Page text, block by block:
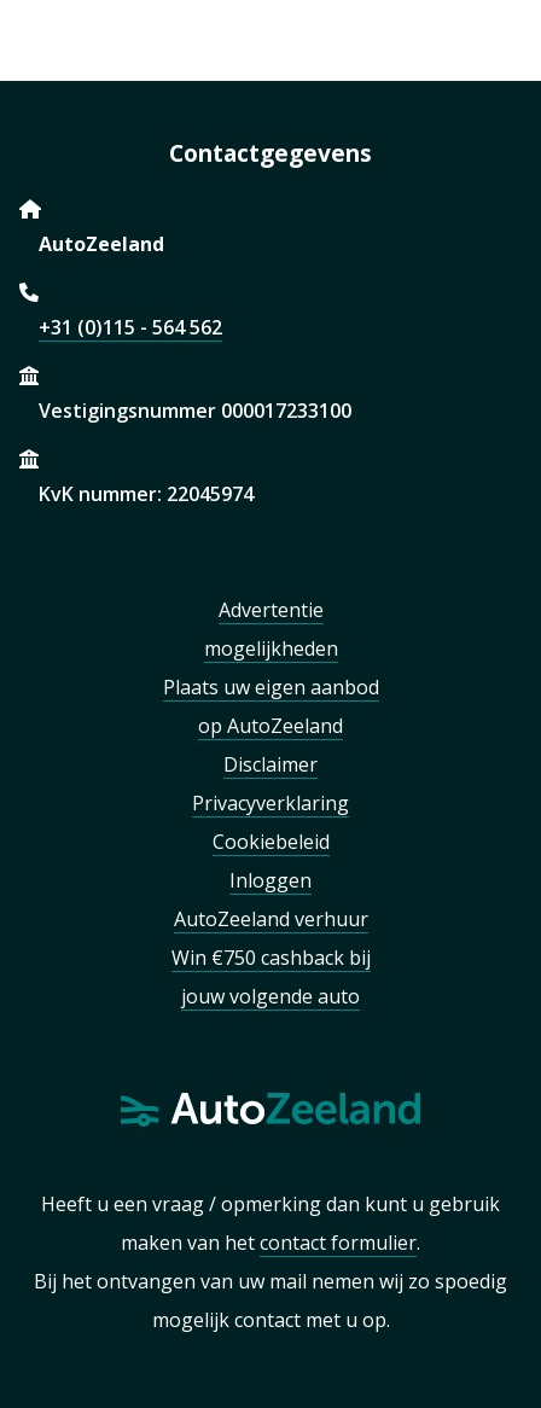
Contactgegevens
AutoZeeland
+31 (0)115 - 564 562
Vestigingsnummer 000017233100
KvK nummer: 22045974
Advertentie
mogelijkheden
Plaats uw eigen aanbod
op AutoZeeland
Disclaimer
Privacyverklaring
Cookiebeleid
Inloggen
AutoZeeland verhuur
Win €750 cashback bij
jouw volgende auto
Heeft u een vraag / opmerking dan kunt u gebruik
maken van hetcontact formulier.
Bij het ontvangen van uw mail nemen wij zo spoedig
mogelijk contact met u op.